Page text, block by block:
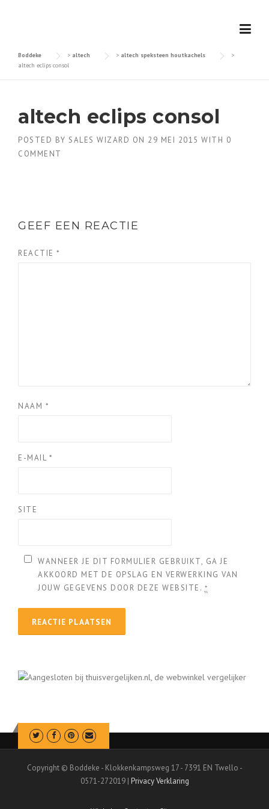
Boddeke > altech > altech speksteen houtkachels
>
altech eclips consol
altech eclips consol
POSTED BY SALES WIZARD ON 29 MEI 2015 WITH 0
COMMENT
GEEF EEN REACTIE
REACTIE *
NAAM *
E-MAIL *
SITE
WANNEER JE DIT FORMULIER GEBRUIKT, GA JE
AKKOORD MET DE OPSLAG EN VERWERKING VAN
JOUW GEGEVENS DOOR DEZE WEBSITE. *
Copyright © Boddeke - Klokkenkampsweg 17 - 7391 EN Twello -
0571-272019 | Privacy Verklaring